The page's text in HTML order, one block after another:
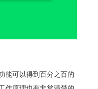
能可以得到百分之百的